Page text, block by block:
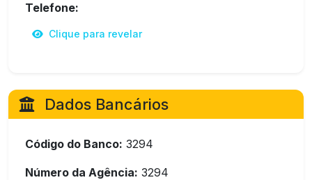
Telefone:
Clique para revelar
Dados Bancários
Código do Banco: 3294
Número da Agência: 3294